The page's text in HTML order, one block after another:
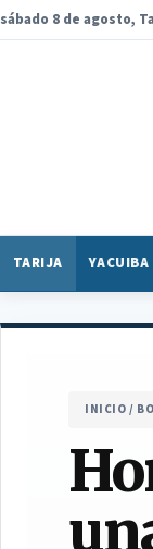
sábado 8 de agosto,
TARIJA YACUIBA
INICIO /